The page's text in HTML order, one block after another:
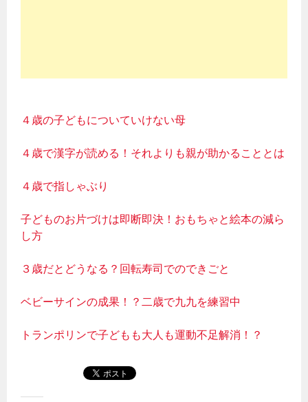
４歳の子どもについていけない母
４歳で漢字が読める！それよりも親が助かることとは
４歳で指しゃぶり
子どものお片づけは即断即決！おもちゃと絵本の減ら
し方
３歳だとどうなる？回転寿司でのできごと
ベビーサインの成果！？二歳で九九を練習中
トランポリンで子どもも大人も運動不足解消！？